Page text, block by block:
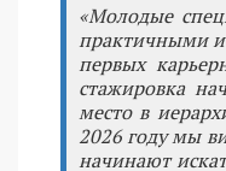
«Молодые
практичными и
первых
стажировка
место в
2026 году мы
начинают